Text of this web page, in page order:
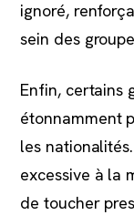
ignoré,
sein des
Enfin, certains
étonnamment
les
excessive à la
de toucher